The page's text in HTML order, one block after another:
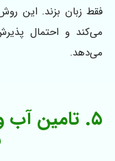
فقط زبان بزند. این
می‌کند و احتمال
می‌دهد.
۵. تامین آب